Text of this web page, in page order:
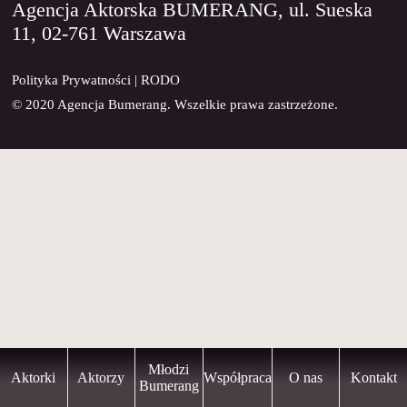
KONTAKT
Aktorki Aktorzy
Młodzi
Bumerang
Współpraca O nas Kontakt
Agencja Aktorska BUMERANG, ul. Sueska
11, 02-761 Warszawa
Polityka Prywatności |RODO
© 2020 Agencja Bumerang. Wszelkie prawa zastrzeżone.